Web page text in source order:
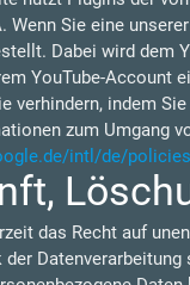
Wenn Sie eine
Dabei wird dem
YouTube-Account
verhindern, indem
zum Umgang
intl/de/
das Recht auf
der